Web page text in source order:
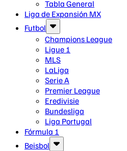
Tabla General
Liga de Expansión MX
Futbol
Champions League
Ligue 1
MLS
LaLiga
Serie A
Premier League
Eredivisie
Bundesliga
Liga Portugal
Fórmula 1
Beisbol